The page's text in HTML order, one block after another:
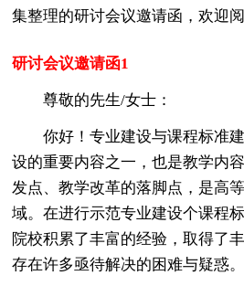
集整理的研讨会议邀请函，欢迎阅
研讨会议邀请函1
尊敬的先生/女士：
你好！专业建设与课程标准
设的重要内容之一，也是教学内
发点、教学改革的落脚点，是高
域。在进行示范专业建设个课程
院校积累了丰富的经验，取得了
存在许多亟待解决的困难与疑惑。